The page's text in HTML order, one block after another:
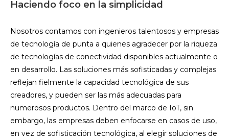
Haciendo foco en la simplicidad
Nosotros contamos con ingenieros talentosos y empresas
de tecnología de punta a quienes agradecer por la riqueza
de tecnologías de conectividad disponibles actualmente o
en desarrollo. Las soluciones más sofisticadas y complejas
reflejan fielmente la capacidad tecnológica de sus
creadores, y pueden ser las más adecuadas para
numerosos productos. Dentro del marco de IoT, sin
embargo, las empresas deben enfocarse en casos de uso,
en vez de sofisticación tecnológica, al elegir soluciones de